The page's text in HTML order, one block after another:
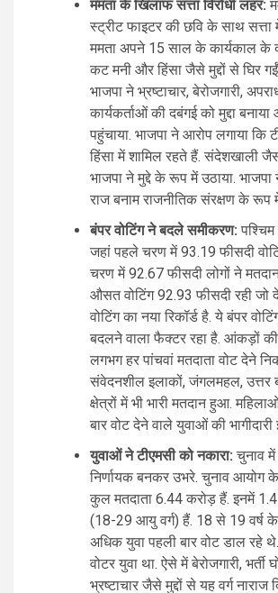
ममता के खिलाफ सत्ता विरोधी लहर:
स्ट्रीट फाइटर की छवि के साथ सत्ता
ममता अपने 15 साल के कार्यकाल के
कट मनी और हिंसा जैसे मुद्दों से घिर
भाजपा ने भ्रष्टाचार, बेरोजगारी,
कार्यकर्ताओं की दबंगई को मुद्दा
पहुंचाया. भाजपा ने आरोप लगाया कि
हिंसा में शामिल रहते हैं. संदेशखाली
भाजपा ने मुद्दे के रूप में उठाया.
राज बनाम राजनीतिक संरक्षण के रूप
बंपर वोटिंग ने बदले समीकरण:
जहां पहले चरण में 93.19 फीसदी
चरण में 92.67 फीसदी लोगों ने
औसत वोटिंग 92.93 फीसदी रही जो
वोटिंग का नया रिकॉर्ड है. ये बंपर
बदलने वाला फैक्टर रहा है. आंकड़ों की
लगभग हर पांचवां मतदाता वोट देने
संवेदनशील इलाकों, जंगलमहल, उत्तर
क्षेत्रों में भी भारी मतदान हुआ.
बार वोट देने वाले युवाओं की भागीदारी
युवाओं ने टीएमसी को नकारा: चुनाव में
निर्णायक बनकर उभरे. चुनाव आयोग
कुल मतदाता 6.44 करोड़ हैं. इनमें
(18-29 आयु वर्ग) हैं. 18 से 19 वर्ष
अधिक युवा पहली बार वोट डाल रहे
वोटर युवा था. ऐसे में बेरोजगारी, भर्ती
भ्रष्टाचार जैसे मुद्दों से यह वर्ग नाराज